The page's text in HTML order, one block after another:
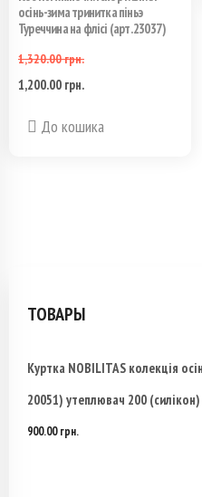
осінь-зима тринитка піньэ
Туреччина на флісі (арт. 23037 )
1,320.00грн.
Первоначальная
цена
1,200.00 грн.Текущая
цена:
До кошика
выбрать
на
ТОВАРЫ
Куртка NOBILITAS колекція
20051) утеплювач 200 (силікон)
900.00грн.